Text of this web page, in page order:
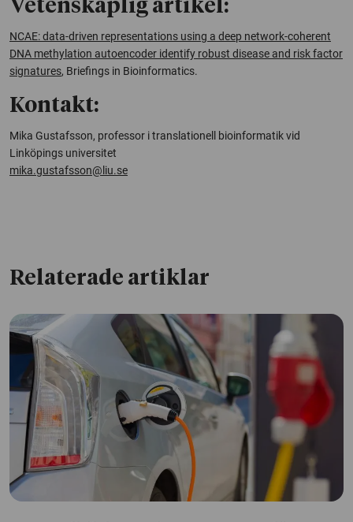
Vetenskaplig artikel:
NCAE: data-driven representations using a deep network-coherent
DNA methylation autoencoder identify robust disease and risk factor
signatures, Briefings in Bioinformatics.
Kontakt:
Mika Gustafsson, professor i translationell bioinformatik vid
Linköpings universitet
mika.gustafsson@liu.se
Relaterade artiklar